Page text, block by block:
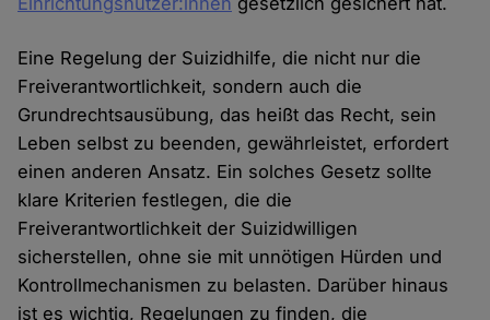
Eine Regelung der Suizidhilfe, die nicht nur die
Freiverantwortlichkeit, sondern auch die
Grundrechtsausübung, das heißt das Recht, sein
Leben selbst zu beenden, gewährleistet, erfordert
einen anderen Ansatz. Ein solches Gesetz sollte
klare Kriterien festlegen, die die
Freiverantwortlichkeit der Suizidwilligen
sicherstellen, ohne sie mit unnötigen Hürden und
Kontrollmechanismen zu belasten. Darüber hinaus
ist es wichtig, Regelungen zu finden, die